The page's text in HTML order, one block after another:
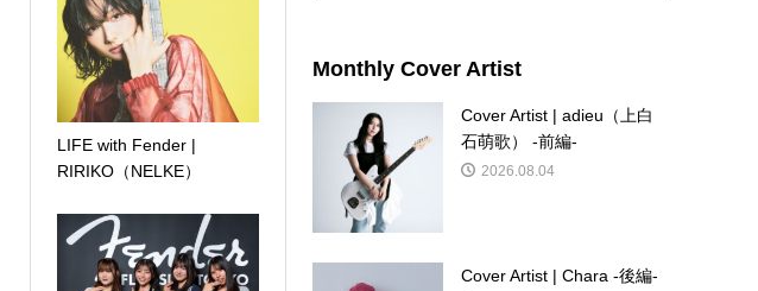
LIFE with Fender |
RIRIKO（NELKE）
Monthly Cover Artist
Cover Artist | adieu（上白
石萌歌） -前編-
2026.08.04
Cover Artist | Chara -後編-